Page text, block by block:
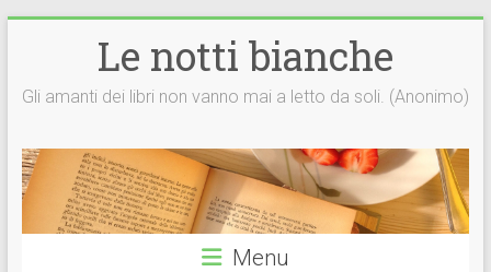
Le notti bianche
Gli amanti dei libri non vanno mai a letto da soli. (Anonimo)
Menu